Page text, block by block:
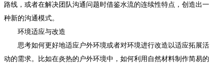
路线，或者在解决团队沟通问题时借鉴水流的连续性特点，创造出一
种新的沟通模式。
环境适应与改造
思考如何更好地适应户外环境或者对环境进行改造以适应拓展活
动的需求。比如在炎热的户外环境中，如何利用自然材料制作简易的